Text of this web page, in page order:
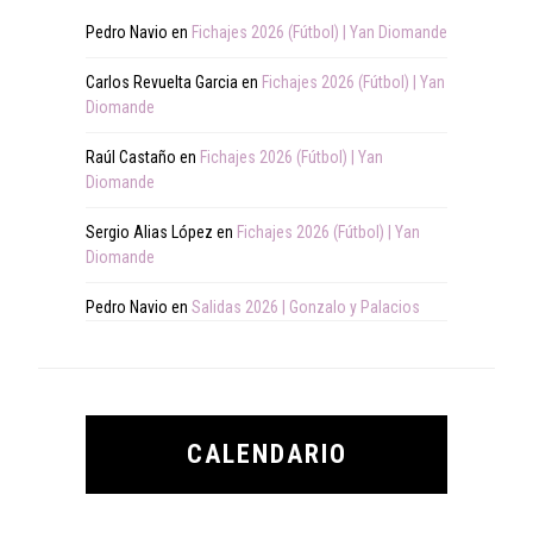
Pedro Navio en Fichajes 2026 (Fútbol) | Yan Diomande
Carlos Revuelta Garcia en Fichajes 2026 (Fútbol) | Yan
Diomande
Raúl Castaño en Fichajes 2026 (Fútbol) | Yan
Diomande
Sergio Alias López en Fichajes 2026 (Fútbol) | Yan
Diomande
Pedro Navio en Salidas 2026 | Gonzalo y Palacios
CALENDARIO